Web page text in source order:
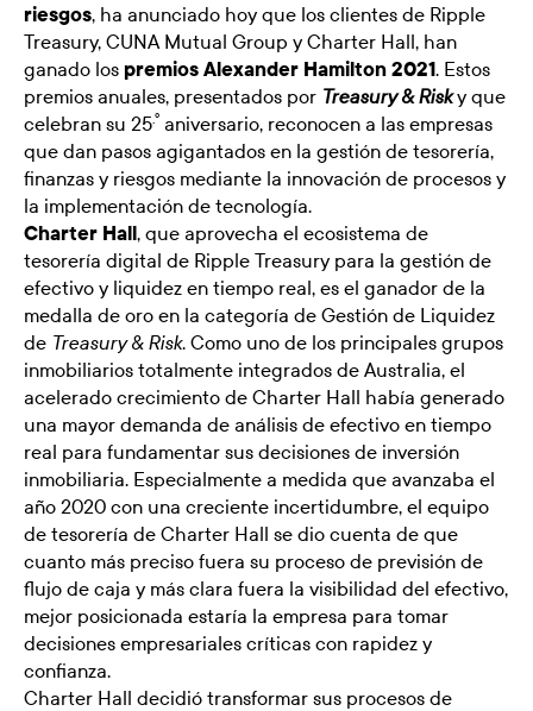
riesgos, ha anunciado hoy que los clientes de Ripple
Treasury, CUNA Mutual Group y Charter Hall, han
ganado los premios Alexander Hamilton 2021. Estos
premios anuales, presentados por Treasury & Risky que
celebran su 25.º aniversario, reconocen a las empresas
que dan pasos agigantados en la gestión de tesorería,
finanzas y riesgos mediante la innovación de procesos y
la implementación de tecnología.
Charter Hall, que aprovecha el ecosistema de
tesorería digital de Ripple Treasury para la gestión de
efectivo y liquidez en tiempo real, es el ganador de la
medalla de oro en la categoría de Gestión de Liquidez
de Treasury & Risk. Como uno de los principales grupos
inmobiliarios totalmente integrados de Australia, el
acelerado crecimiento de Charter Hall había generado
una mayor demanda de análisis de efectivo en tiempo
real para fundamentar sus decisiones de inversión
inmobiliaria. Especialmente a medida que avanzaba el
año 2020 con una creciente incertidumbre, el equipo
de tesorería de Charter Hall se dio cuenta de que
cuanto más preciso fuera su proceso de previsión de
flujo de caja y más clara fuera la visibilidad del efectivo,
mejor posicionada estaría la empresa para tomar
decisiones empresariales críticas con rapidez y
confianza.
Charter Hall decidió transformar sus procesos de